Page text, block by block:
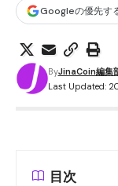
Googleの優先す
Last Updated:
ByJinaCoin編集
目次